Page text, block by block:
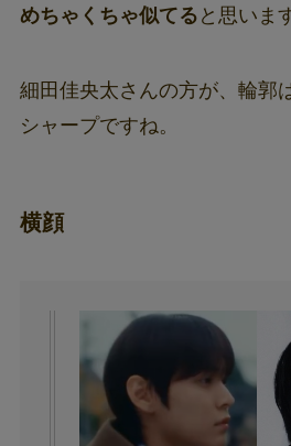
めちゃくちゃ似てる と思いま
細田佳央太さんの方が、輪郭
シャープですね。
横顔